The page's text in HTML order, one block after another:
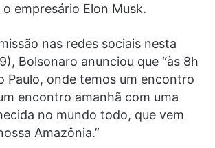
empresário Elon Musk.
nas redes sociais nesta
Bolsonaro anunciou que “às 8h
Paulo, onde temos um encontro
encontro amanhã com uma
no mundo todo, que vem
Amazônia.”